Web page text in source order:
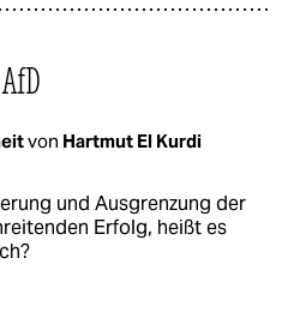
von Hartmut El Kurdi
und Ausgrenzung der
Erfolg, heißt es